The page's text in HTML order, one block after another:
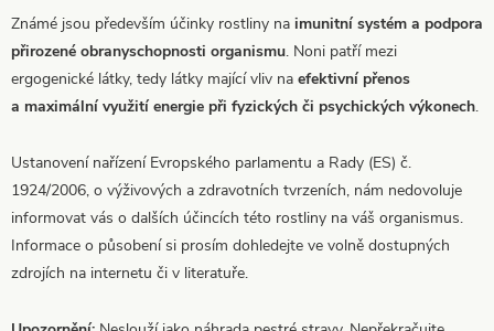
Známé jsou především účinky rostliny na imunitní systém a podpora
přirozené obranyschopnosti organismu. Noni patří mezi
ergogenické látky, tedy látky mající vliv na efektivní přenos
a maximální využití energie při fyzických či psychických výkonech.
Ustanovení nařízení Evropského parlamentu a Rady (ES) č.
1924/2006, o výživových a zdravotních tvrzeních, nám nedovoluje
informovat vás o dalších účincích této rostliny na váš organismus.
Informace o působení si prosím dohledejte ve volně dostupných
zdrojích na internetu či v literatuře.